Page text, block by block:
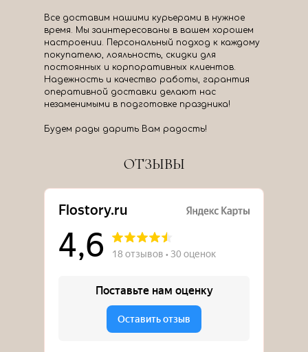
Все доставим нашими курьерами в нужное
время. Мы заинтересованы в вашем хорошем
настроении. Персональный подход к каждому
покупателю, лояльность, скидки для
постоянных и корпоративных клиентов.
Надежность и качество работы, гарантия
оперативной доставки делают нас
незаменимыми в подготовке праздника!
Будем рады дарить Вам радость!
ОТЗЫВЫ